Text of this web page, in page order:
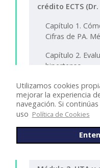
Utilizamos cookies
mejorar la experiencia
navegación. Si
uso Política de Cookies
crédito ECTS
Capítulo 1.
Cifras de PA.
Capítulo 2.
hipertenso
Capítulo 3.
órgano diana.
Capítulo 4.
consecuencias